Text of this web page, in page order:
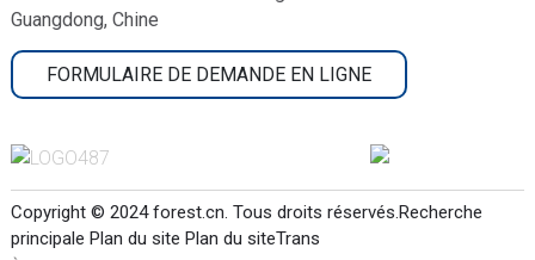
Guangdong, Chine
FORMULAIRE DE DEMANDE EN LIGNE
Copyright © 2024 forest.cn. Tous droits réservés.Recherche
principale Plan du site Plan du siteTrans